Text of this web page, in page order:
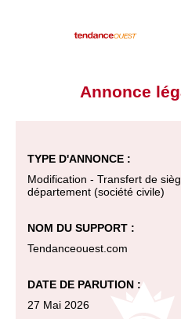
Annonce
TYPE D'ANNONCE :
Modification - Transfert de
département (société civile)
NOM DU SUPPORT :
Tendanceouest.com
DATE DE PARUTION :
27 Mai 2026